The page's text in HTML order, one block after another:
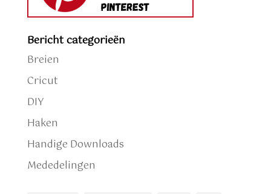
Bericht categorieën
Breien
Cricut
DIY
Haken
Handige Downloads
Mededelingen